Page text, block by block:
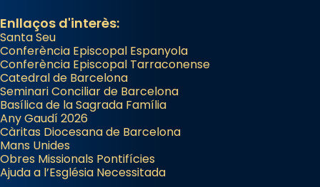
Enllaços d'interès:
Santa Seu
Conferència Episcopal Espanyola
Conferència Episcopal Tarraconense
Catedral de Barcelona
Seminari Conciliar de Barcelona
Basílica de la Sagrada Família
Any Gaudí 2026
Càritas Diocesana de Barcelona
Mans Unides
Obres Missionals Pontifícies
Ajuda a l’Església Necessitada